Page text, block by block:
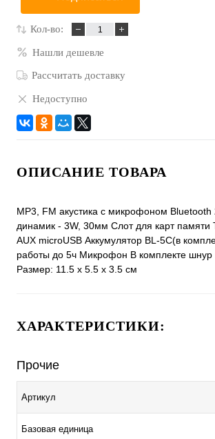
Кол-во:
Нашли дешевле
Рассчитать доставку
Недоступно
ОПИСАНИЕ ТОВАРА
MP3, FM акустика с микрофоном
динамик - 3W, 30мм Слот для карт памяти
AUX microUSB Аккумулятор BL-5C(в
работы до 5ч Микрофон В комплекте шнур
Размер: 11.5 х 5.5 х 3.5 см
ХАРАКТЕРИСТИКИ:
Прочие
Артикул
Базовая единица